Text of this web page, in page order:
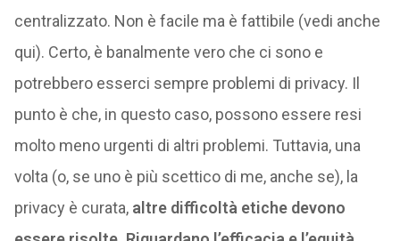
centralizzato. Non è facile ma è fattibile (vedi anche
qui). Certo, è banalmente vero che ci sono e
potrebbero esserci sempre problemi di privacy. Il
punto è che, in questo caso, possono essere resi
molto meno urgenti di altri problemi. Tuttavia, una
volta (o, se uno è più scettico di me, anche se), la
privacy è curata,altre difficoltà etiche devono